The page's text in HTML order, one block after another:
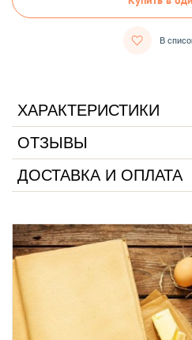
В
ХАРАКТЕРИСТИКИ
ОТЗЫВЫ
ДОСТАВКА И ОПЛАТА